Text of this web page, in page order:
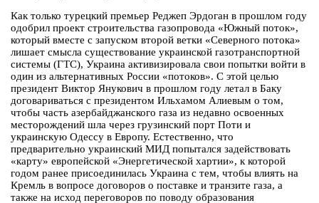
Как только турецкий премьер Реджеп Эрдоган в прошлом году
одобрил проект строительства газопровода «Южный поток»,
который вместе с запуском второй ветки «Северного потока»
лишает смысла существование украинской газотранспортной
системы (ГТС), Украина активизировала свои попытки войти в
один из альтернативных России «потоков». С этой целью
президент Виктор Янукович в прошлом году летал в Баку
договариваться с президентом Ильхамом Алиевым о том,
чтобы часть азербайджанского газа из недавно освоенных
месторождений шла через грузинский порт Поти и
украинскую Одессу в Европу. Естественно, что
предварительно украинский МИД попытался задействовать
«карту» европейской «Энергетической хартии», к которой
годом ранее присоединилась Украина с тем, чтобы влиять на
Кремль в вопросе договоров о поставке и транзите газа, а
также на исход переговоров по поводу образования